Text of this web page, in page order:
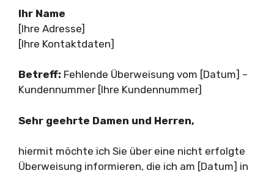
Ihr Name
[Ihre Adresse]
[Ihre Kontaktdaten]
Betreff: Fehlende Überweisung vom [Datum] –
Kundennummer [Ihre Kundennummer]
Sehr geehrte Damen und Herren,
hiermit möchte ich Sie über eine nicht erfolgte
Überweisung informieren, die ich am [Datum] in